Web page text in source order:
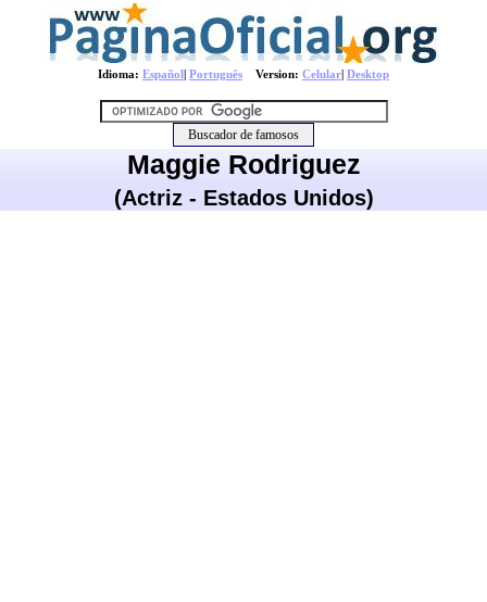
Idioma: Español| Português Version: Celular| Desktop
Maggie Rodriguez
(Actriz - Estados Unidos)